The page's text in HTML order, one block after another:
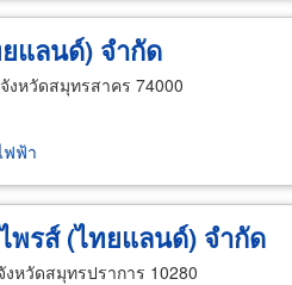
แลนด์) จำกัด
งหวัดสมุทรสาคร 74000
ฟฟ้า
พรส์ (ไทยแลนด์) จำกัด
หวัดสมุทรปราการ 10280